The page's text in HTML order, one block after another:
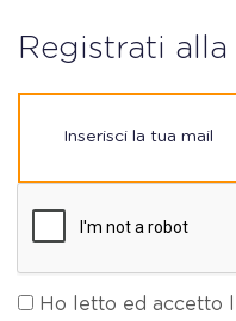
Registrati alla
Ho letto ed accetto